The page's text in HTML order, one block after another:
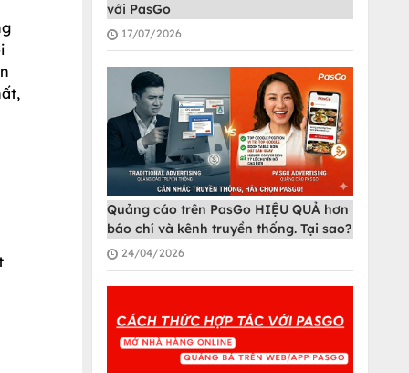
với PasGo
17/07/2026
Quảng cáo trên PasGo HIỆU QUẢ hơn
báo chí và kênh truyền thống. Tại sao?
24/04/2026